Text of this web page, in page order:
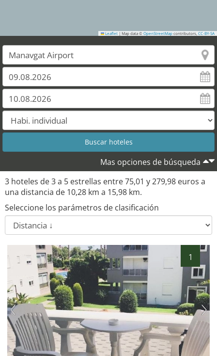
Leaflet | Map data © OpenStreetMap contributors, CC-BY-SA
Mas opciones de búsqueda
3 hoteles de3a 5 estrellas entre75,01 y279,98 euros a
una distancia de 10,28 km a 15,98 km.
Seleccione los parámetros de clasificación
1